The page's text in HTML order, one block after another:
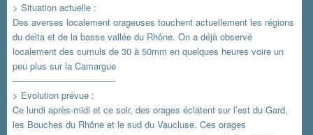
> Situation actuelle :
Des averses localement orageuses touchent actuellement les régions
du delta et de la basse vallée du Rhône. On a déjà observé
localement des cumuls de 30 à 50mm en quelques heures voire un
peu plus sur la Camargue
———————————-
> Evolution prévue :
Ce lundi après-midi et ce soir, des orages éclatent sur l’est du Gard,
les Bouches du Rhône et le sud du Vaucluse. Ces orages